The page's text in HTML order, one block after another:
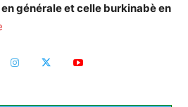
générale et celle burkinabè en